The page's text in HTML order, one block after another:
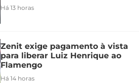
Há 13 horas
Zenit exige pagamento à vista
para liberar Luiz Henrique ao
Flamengo
Há 14 horas